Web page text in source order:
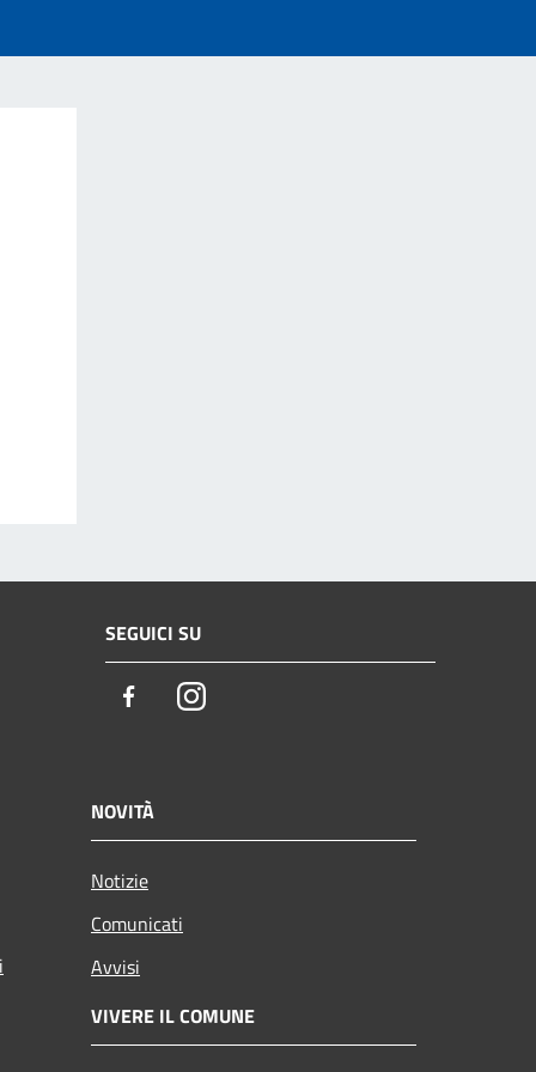
SEGUICI SU
FacebookInstagram
NOVITÀ
Notizie
Comunicati
Avvisi
VIVERE IL COMUNE